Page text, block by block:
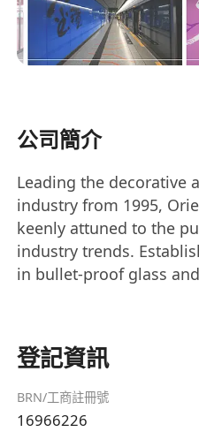
公司簡介
Leading the decorative
industry from 1995,
keenly attuned to the
industry trends.
in bullet-proof glass
登記資訊
BRN/工商註冊號
16966226